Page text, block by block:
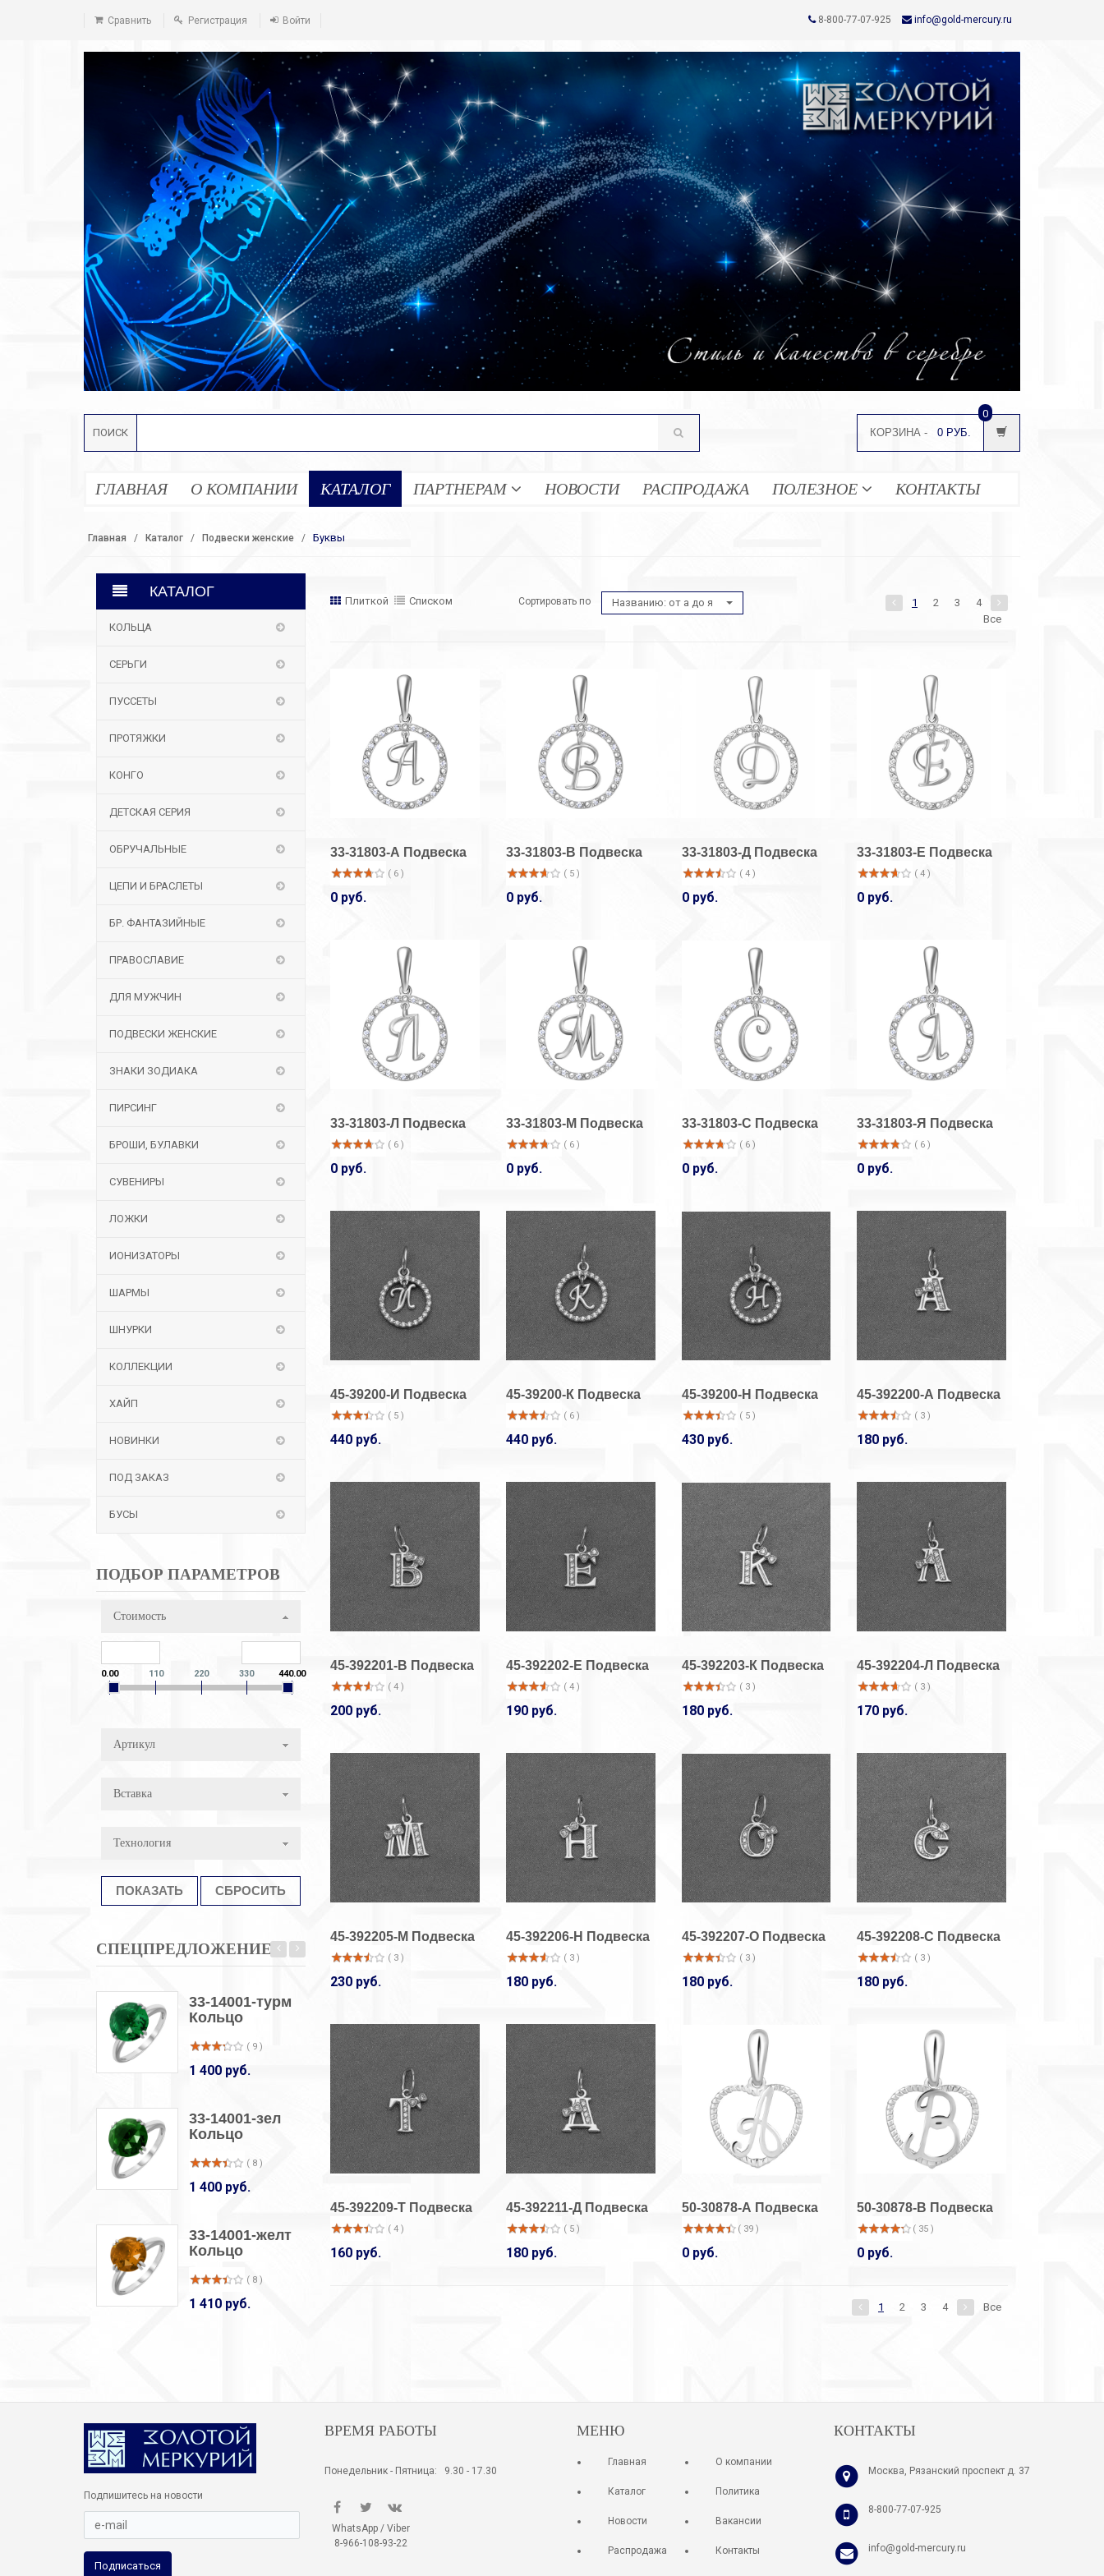
Сравнить Регистрация Войти 8-800-77-07-925 info@gold-mercury.ru
ПОИСК КОРЗИНА - 0 РУБ.
0
ГЛАВНАЯ О КОМПАНИИ КАТАЛОГ ПАРТНЕРАМ НОВОСТИ РАСПРОДАЖА ПОЛЕЗНОЕ КОНТАКТЫ
Главная Каталог Подвески женские Буквы
КАТАЛОГ
КОЛЬЦА
СЕРЬГИ
ПУССЕТЫ
ПРОТЯЖКИ
КОНГО
ДЕТСКАЯ СЕРИЯ
ОБРУЧАЛЬНЫЕ
ЦЕПИ И БРАСЛЕТЫ
БР. ФАНТАЗИЙНЫЕ
ПРАВОСЛАВИЕ
ДЛЯ МУЖЧИН
ПОДВЕСКИ ЖЕНСКИЕ
ЗНАКИ ЗОДИАКА
ПИРСИНГ
БРОШИ, БУЛАВКИ
СУВЕНИРЫ
ЛОЖКИ
ИОНИЗАТОРЫ
ШАРМЫ
ШНУРКИ
КОЛЛЕКЦИИ
ХАЙП
НОВИНКИ
ПОД ЗАКАЗ
БУСЫ
ПОДБОР ПАРАМЕТРОВ
Стоимость
0.00 110 220 330 440.00
Артикул
Вставка
Технология
СПЕЦПРЕДЛОЖЕНИЕ
33-14001-турм
Кольцо
( 9 )
1 400 руб.
33-14001-зел
Кольцо
( 8 )
1 400 руб.
33-14001-желт
Кольцо
( 8 )
1 410 руб.
( 2 )
1 380 руб.
33-14002/1
Кольцо
( 3 )
33-14001/1
920 руб.
33-14001/1
Кольцо
33-14001/1
33-14001/1
Кольцо
920 руб.
Плиткой Списком Сортировать по Названию: от а до я 1 2 3
4
Все
33-31803-А Подвеска
( 6 )
0 руб.
33-31803-В Подвеска
( 5 )
0 руб.
33-31803-Д Подвеска
( 4 )
0 руб.
33-31803-Е Подвеска
( 4 )
0 руб.
33-31803-Л Подвеска
( 6 )
0 руб.
33-31803-М Подвеска
( 6 )
0 руб.
33-31803-С Подвеска
( 6 )
0 руб.
33-31803-Я Подвеска
( 6 )
0 руб.
45-39200-И Подвеска
( 5 )
440 руб.
45-39200-К Подвеска
( 6 )
440 руб.
45-39200-Н Подвеска
( 5 )
430 руб.
45-392200-А Подвеска
( 3 )
180 руб.
45-392201-В Подвеска
( 4 )
200 руб.
45-392202-Е Подвеска
( 4 )
190 руб.
45-392203-К Подвеска
( 3 )
180 руб.
45-392204-Л Подвеска
( 3 )
170 руб.
45-392205-М Подвеска
( 3 )
230 руб.
45-392206-Н Подвеска
( 3 )
180 руб.
45-392207-О Подвеска
( 3 )
180 руб.
45-392208-С Подвеска
( 3 )
180 руб.
45-392209-Т Подвеска
( 4 )
160 руб.
45-392211-Д Подвеска
( 5 )
180 руб.
50-30878-А Подвеска
( 39 )
0 руб.
50-30878-В Подвеска
( 35 )
0 руб.
1 2 3 4 Все
Подпишитесь на новости
Подписаться
ВРЕМЯ РАБОТЫ
Понедельник - Пятница: 9.30 - 17.30
WhatsApp / Viber
8-966-108-93-22
МЕНЮ
Главная
Каталог
Новости
Распродажа
О компании
Политика
Вакансии
Контакты
КОНТАКТЫ
Москва, Рязанский проспект д. 37
8-800-77-07-925
info@gold-mercury.ru